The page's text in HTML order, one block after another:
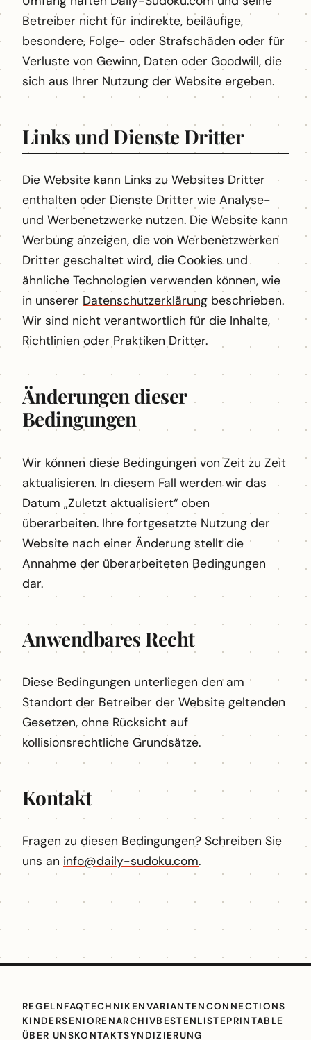
Betreiber nicht für indirekte, beiläufige,
besondere, Folge- oder Strafschäden oder für
Verluste von Gewinn, Daten oder Goodwill, die
sich aus Ihrer Nutzung der Website ergeben.
Links und Dienste Dritter
Die Website kann Links zu Websites Dritter
enthalten oder Dienste Dritter wie Analyse-
und Werbenetzwerke nutzen. Die Website kann
Werbung anzeigen, die von Werbenetzwerken
Dritter geschaltet wird, die Cookies und
ähnliche Technologien verwenden können, wie
in unserer Datenschutzerklärung beschrieben.
Wir sind nicht verantwortlich für die Inhalte,
Richtlinien oder Praktiken Dritter.
Änderungen dieser
Bedingungen
Wir können diese Bedingungen von Zeit zu Zeit
aktualisieren. In diesem Fall werden wir das
Datum „Zuletzt aktualisiert“ oben
überarbeiten. Ihre fortgesetzte Nutzung der
Website nach einer Änderung stellt die
Annahme der überarbeiteten Bedingungen
dar.
Anwendbares Recht
Diese Bedingungen unterliegen den am
Standort der Betreiber der Website geltenden
Gesetzen, ohne Rücksicht auf
kollisionsrechtliche Grundsätze.
Kontakt
Fragen zu diesen Bedingungen? Schreiben Sie
uns an info@daily-sudoku.com.
REGELNFAQTECHNIKENVARIANTENCONNECTIONS
KINDERSENIORENARCHIVBESTENLISTEPRINTABLE
ÜBER UNSKONTAKTSYNDIZIERUNG